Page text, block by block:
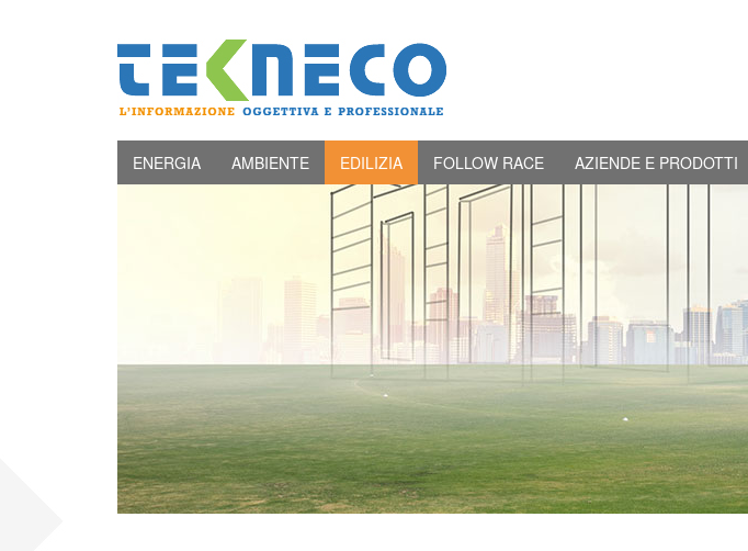
ENERGIA AMBIENTE EDILIZIA FOLLOW RACE AZIENDE E PRODOTTI